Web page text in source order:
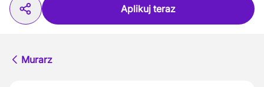
Aplikuj teraz
Murarz